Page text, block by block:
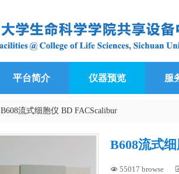
平台简介 仪器预览 服
B608流式细胞仪 BD FACScalibur
B608流式
 55017 browse